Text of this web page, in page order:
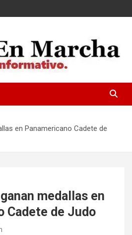
en Panamericano Cadete de
medallas en
Cadete de Judo